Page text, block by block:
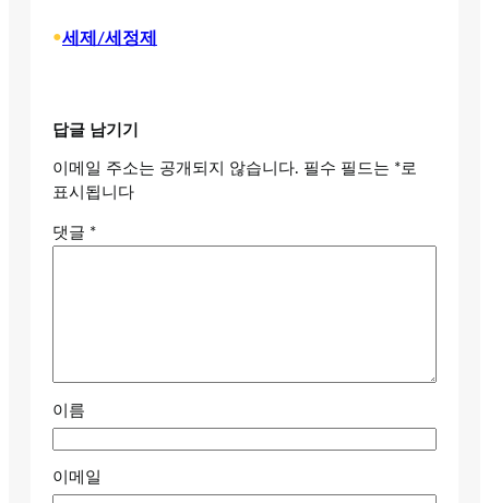
•세제/세정제
답글 남기기
이메일 주소는 공개되지 않습니다. 필수 필드는 *로
표시됩니다
댓글 *
이름
이메일